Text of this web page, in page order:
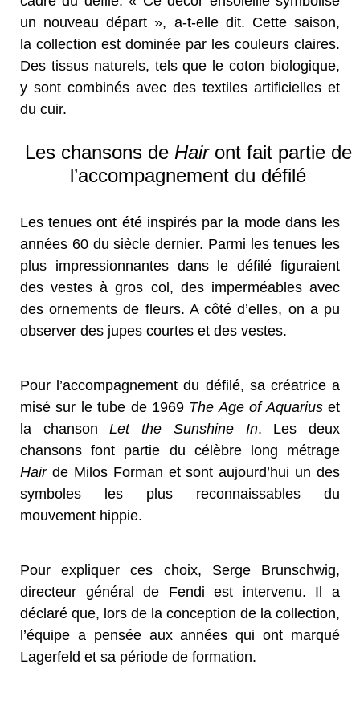
un nouveau départ », a-t-elle dit. Cette saison,
la collection est dominée par les couleurs claires.
Des tissus naturels, tels que le coton biologique,
y sont combinés avec des textiles artificielles et
du cuir.
Les chansons de Hairont fait partie de
l’accompagnement du défilé
Les tenues ont été inspirés par la mode dans les
années 60 du siècle dernier. Parmi les tenues les
plus impressionnantes dans le défilé figuraient
des vestes à gros col, des imperméables avec
des ornements de fleurs. A côté d’elles, on a pu
observer des jupes courtes et des vestes.
Pour l’accompagnement du défilé, sa créatrice a
misé sur le tube de 1969 The Age of Aquariuset
la chansonLet the Sunshine In. Les deux
chansons font partie du célèbre long métrage
Hairde Milos Forman et sont aujourd’hui un des
symboles les plus reconnaissables du
mouvement hippie.
Pour expliquer ces choix, Serge Brunschwig,
directeur général de Fendi est intervenu. Il a
déclaré que, lors de la conception de la collection,
l’équipe a pensée aux années qui ont marqué
Lagerfeld et sa période de formation.